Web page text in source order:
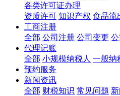
各类许可证办理
资质许可 知识产权 食品流
工商注册
全部 公司注册 公司变更
代理记账
全部 小规模纳税人 一般纳
预约服务
新闻资讯
全部 财税知识 常见问题